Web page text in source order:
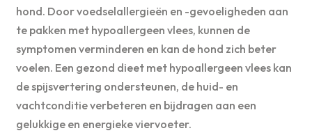
hond. Door voedselallergieën en -gevoeligheden aan
te pakken met hypoallergeen vlees, kunnen de
symptomen verminderen en kan de hond zich beter
voelen. Een gezond dieet met hypoallergeen vlees kan
de spijsvertering ondersteunen, de huid- en
vachtconditie verbeteren en bijdragen aan een
gelukkige en energieke viervoeter.